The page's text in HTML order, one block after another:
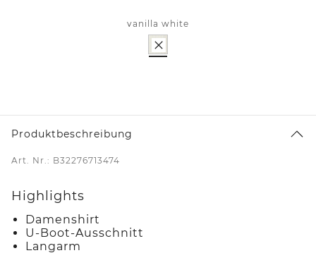
vanilla white
Produktbeschreibung
Art. Nr.: B32276713474
Highlights
Damenshirt
U-Boot-Ausschnitt
Langarm